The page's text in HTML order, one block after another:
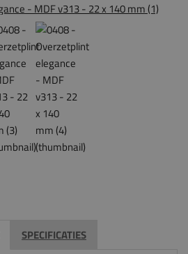
SPECIFICATIES